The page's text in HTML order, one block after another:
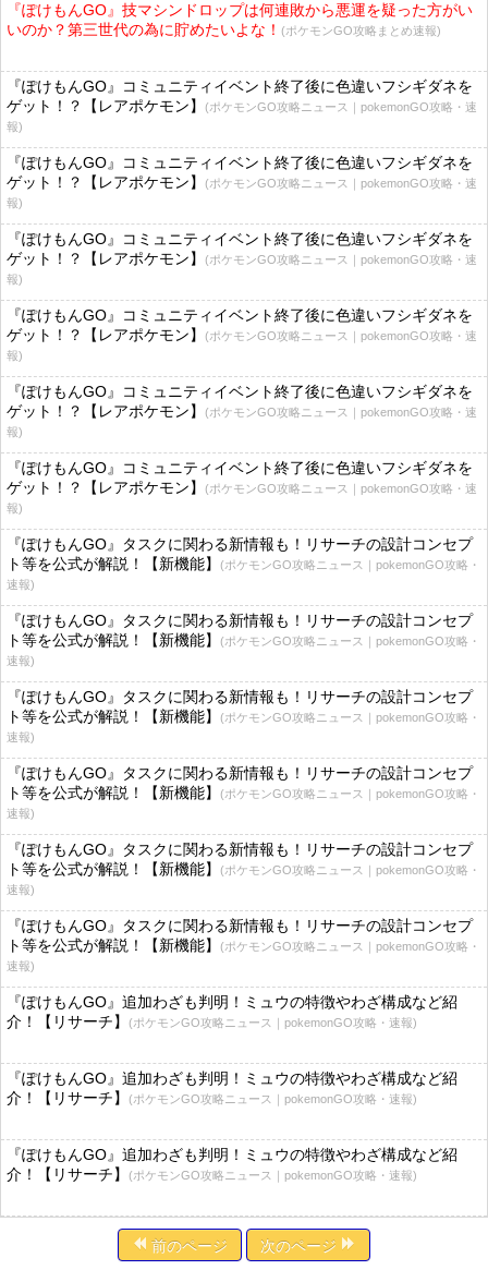
『ぽけもんGO』技マシンドロップは何連敗から悪運を疑った方がい
いのか？第三世代の為に貯めたいよな！ (ポケモンGO攻略まとめ速報)
『ぽけもんGO』コミュニティイベント終了後に色違いフシギダネを
ゲット！？【レアポケモン】
(ポケモンGO攻略ニュース｜pokemonGO攻略・速
報)
『ぽけもんGO』コミュニティイベント終了後に色違いフシギダネを
ゲット！？【レアポケモン】
(ポケモンGO攻略ニュース｜pokemonGO攻略・速
報)
『ぽけもんGO』コミュニティイベント終了後に色違いフシギダネを
ゲット！？【レアポケモン】
(ポケモンGO攻略ニュース｜pokemonGO攻略・速
報)
『ぽけもんGO』コミュニティイベント終了後に色違いフシギダネを
ゲット！？【レアポケモン】
(ポケモンGO攻略ニュース｜pokemonGO攻略・速
報)
『ぽけもんGO』コミュニティイベント終了後に色違いフシギダネを
ゲット！？【レアポケモン】
(ポケモンGO攻略ニュース｜pokemonGO攻略・速
報)
『ぽけもんGO』コミュニティイベント終了後に色違いフシギダネを
ゲット！？【レアポケモン】
(ポケモンGO攻略ニュース｜pokemonGO攻略・速
報)
『ぽけもんGO』タスクに関わる新情報も！リサーチの設計コンセプ
ト等を公式が解説！【新機能】
(ポケモンGO攻略ニュース｜pokemonGO攻略・
速報)
『ぽけもんGO』タスクに関わる新情報も！リサーチの設計コンセプ
ト等を公式が解説！【新機能】
(ポケモンGO攻略ニュース｜pokemonGO攻略・
速報)
『ぽけもんGO』タスクに関わる新情報も！リサーチの設計コンセプ
ト等を公式が解説！【新機能】
(ポケモンGO攻略ニュース｜pokemonGO攻略・
速報)
『ぽけもんGO』タスクに関わる新情報も！リサーチの設計コンセプ
ト等を公式が解説！【新機能】
(ポケモンGO攻略ニュース｜pokemonGO攻略・
速報)
『ぽけもんGO』タスクに関わる新情報も！リサーチの設計コンセプ
ト等を公式が解説！【新機能】
(ポケモンGO攻略ニュース｜pokemonGO攻略・
速報)
『ぽけもんGO』タスクに関わる新情報も！リサーチの設計コンセプ
ト等を公式が解説！【新機能】
(ポケモンGO攻略ニュース｜pokemonGO攻略・
速報)
『ぽけもんGO』追加わざも判明！ミュウの特徴やわざ構成など紹
介！【リサーチ】
(ポケモンGO攻略ニュース｜pokemonGO攻略・速報)
『ぽけもんGO』追加わざも判明！ミュウの特徴やわざ構成など紹
介！【リサーチ】
(ポケモンGO攻略ニュース｜pokemonGO攻略・速報)
『ぽけもんGO』追加わざも判明！ミュウの特徴やわざ構成など紹
介！【リサーチ】
(ポケモンGO攻略ニュース｜pokemonGO攻略・速報)
前のページ 次のページ